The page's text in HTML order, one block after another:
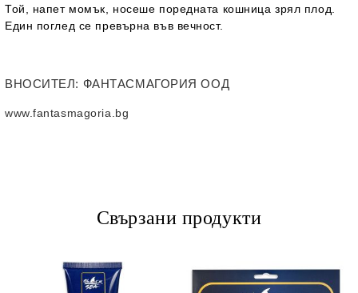
Той, напет момък, носеше поредната кошница зрял плод.
Един поглед се превърна във вечност.
ВНОСИТЕЛ: ФАНТАСМАГОРИЯ ООД
www.fantasmagoria.bg
Свързани продукти